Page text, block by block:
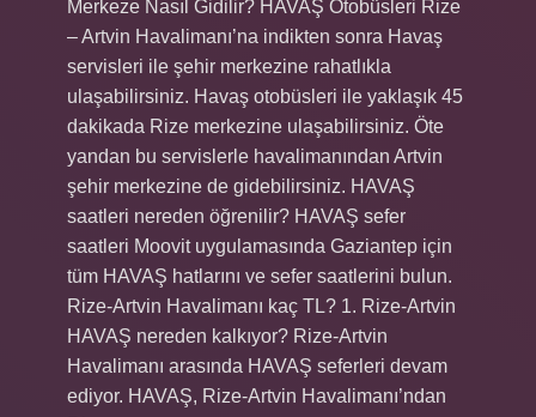
Merkeze Nasıl Gidilir? HAVAŞ Otobüsleri Rize
– Artvin Havalimanı’na indikten sonra Havaş
servisleri ile şehir merkezine rahatlıkla
ulaşabilirsiniz. Havaş otobüsleri ile yaklaşık 45
dakikada Rize merkezine ulaşabilirsiniz. Öte
yandan bu servislerle havalimanından Artvin
şehir merkezine de gidebilirsiniz. HAVAŞ
saatleri nereden öğrenilir? HAVAŞ sefer
saatleri Moovit uygulamasında Gaziantep için
tüm HAVAŞ hatlarını ve sefer saatlerini bulun.
Rize-Artvin Havalimanı kaç TL? 1. Rize-Artvin
HAVAŞ nereden kalkıyor? Rize-Artvin
Havalimanı arasında HAVAŞ seferleri devam
ediyor. HAVAŞ, Rize-Artvin Havalimanı’ndan